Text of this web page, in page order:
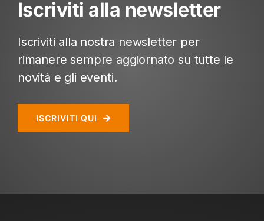
Iscriviti alla newsletter
Iscriviti alla nostra newsletter per
rimanere sempre aggiornato su tutte le
novità e gli eventi.
ISCRIVITI QUI